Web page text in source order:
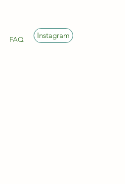
FAQ Instagram